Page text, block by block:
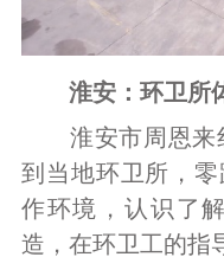
淮安：环卫所
淮安市周恩来
到当地环卫所，零
作环境，认识了
造，在环卫工的指